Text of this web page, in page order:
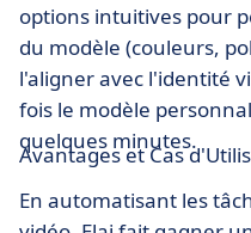
options intuitives pour
du modèle (couleurs,
l'aligner avec l'identité
fois le modèle
quelques minutes.
Avantages et Cas
En automatisant les